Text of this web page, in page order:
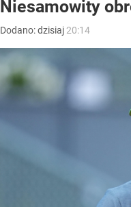
Niesamowity
Dodano:dzisiaj 20:14